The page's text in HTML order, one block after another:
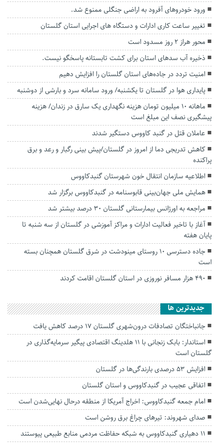
ورود خودروهای آفرود به اراضی جنگلی ممنوع شد.
تغییر ساعت کاری ادارات و دستگاه های اجرایی استان گلستان
محور هراز ۲ روز مسدود است
ذخیره آب سدهای استان برای کشت تابستانه پاسخگو نیست.
امنیت تردد در جاده‌های استان گلستان را افزایش دهیم
پایداری هوا در گلستان تا یکشنبه/ ورود سامانه سرد و بارشی از دوشنبه
ماهانه ۱۰ میلیون تومان هزینه نگهداری یک سارق در زندان/ هزینه
پیشگیری نصف این مبلغ است
عاملان قتل در گنبد کاووس دستگیر شدند
کاهش تدریجی دما از امروز در گلستان/پیش بینی رگبار و رعد و برق
پراکنده
اطلاعیه سازمان انتقال خون شهرستان گنبدکاووس
همایش ملی جهان‌بینی قابوسنامه در گنبدکاووس برگزار شد
مراجعه به اورژانس بیمارستانی گلستان ۳۰ درصد بیشتر شد
آغاز با تاخیر فعالیت ادارات و مراکز آموزشی در گلستان از سه شنبه تا
پایان هفته
جاده دسترسی ۱۰ روستای مینودشت در شرق گلستان همچنان بسته
است
۴۹۰ هزار مسافر نوروزی در استان گلستان اقامت کردند
جديدترين ها
جانباختگان تصادفات درون‌شهری گلستان ۱۷ درصد کاهش یافت
استاندار: بابک زنجانی با ۱۱ هلدینگ اقتصادی پیگیر سرمایه‌گذاری در
گلستان است
افزایش ۵۳ درصدی بارندگی‌ها در گلستان
اتفاقی عجیب در‌ گنبدکاووس و استان گلستان
امام جمعه گنبدکاووس: اخراج آمریکا از منطقه درحال نهایی‌شدن است
صدای شهروند: تیرهای چراغ برق روشن است
۱۱ دهیاری گنبدکاووس به شبکه حفاظت مردمی منابع طبیعی پیوستند